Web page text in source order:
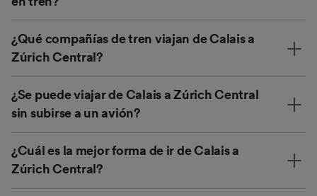
¿Qué compañías de tren viajan de Calais a
Zúrich Central?
¿Se puede viajar de Calais a Zúrich Central
sin subirse a un avión?
¿Cuál es la mejor forma de ir de Calais a
Zúrich Central?